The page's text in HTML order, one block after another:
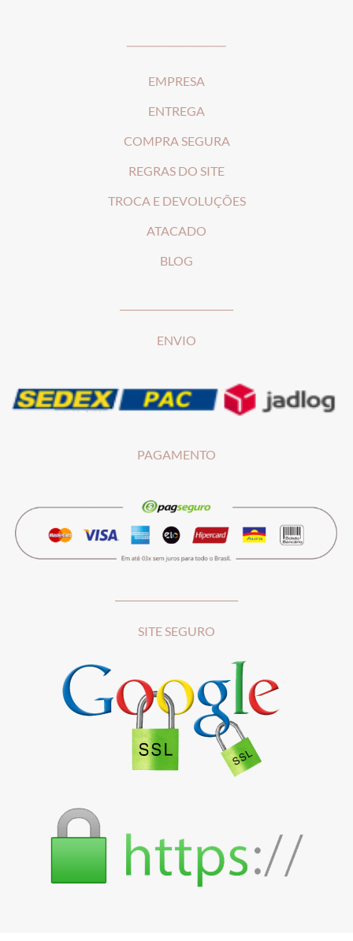
EMPRESA
ENTREGA
COMPRA SEGURA
REGRAS DO SITE
TROCA E DEVOLUÇÕES
ATACADO
BLOG
ENVIO
PAGAMENTO
SITE SEGURO